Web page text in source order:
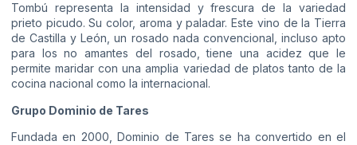
Tombú representa la intensidad y frescura de la variedad
prieto picudo. Su color, aroma y paladar. Este vino de la Tierra
de Castilla y León, un rosado nada convencional, incluso apto
para los no amantes del rosado, tiene una acidez que le
permite maridar con una amplia variedad de platos tanto de la
cocina nacional como la internacional.
Grupo Dominio de Tares
Fundada en 2000, Dominio de Tares se ha convertido en el